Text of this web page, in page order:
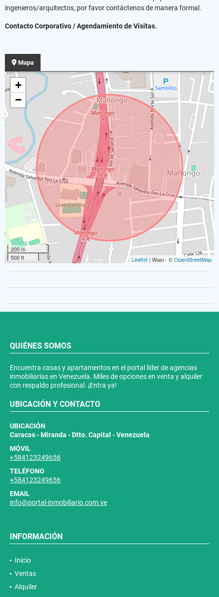
ingenieros/arquitectos, por favor contáctenos de manera formal.
Contacto Corporativo / Agendamiento de Visitas.
Mapa
+
−
200 m
500 ft
Leaflet | Wasi - ©OpenStreetMap
QUIÉNES SOMOS
Encuentra casas y apartamentos en el portal líder de agencias
inmobiliarias en Venezuela. Miles de opciones en venta y alquiler
con respaldo profesional. ¡Entra ya!
UBICACIÓN Y CONTACTO
UBICACIÓN
Caracas - Miranda - Dtto. Capital - Venezuela
MÓVIL
+584123249656
TELÉFONO
+584123249656
EMAIL
info@portal-inmobiliario.com.ve
INFORMACIÓN
Inicio
Ventas
Alquiler